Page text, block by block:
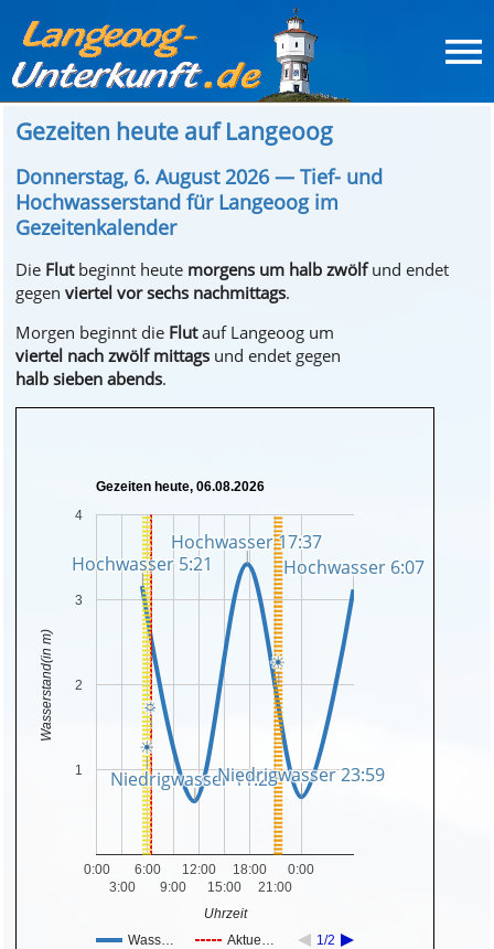
Gezeiten heute auf Langeoog
Donnerstag, 6. August 2026 — Tief- und
Hochwasserstand für Langeoog im
Gezeitenkalender
Die Flutbeginnt heute morgens um halb zwölfund endet
gegenviertel vor sechs nachmittags.
Morgen beginnt die Flutauf Langeoog um
viertel nach zwölf mittags und endet gegen
halb sieben abends.
Gezeiten heute, 06.08.2026
Wass… Aktue… 1/2
0:00
3:00
6:00
9:00
12:00
15:00
18:00
21:00
0:00
1
2
3
4
Hochwasser 5:21
Hochwasser 5:21
Niedrigwasser 11:29
Niedrigwasser 11:29
Hochwasser 17:37
Hochwasser 17:37
Niedrigwasser 23:59
Niedrigwasser 23:59
Hochwasser 6:07
Hochwasser 6:07
☼
☼
☀
☀
☀
☀
Uhrzeit
Wasserstand(in m)